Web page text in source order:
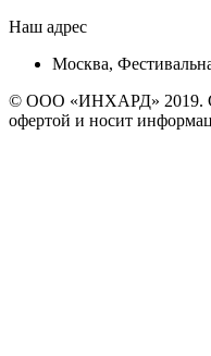
Наш адрес
Москва,
© ООО «ИНХАРД» 2019.
офертой и носит